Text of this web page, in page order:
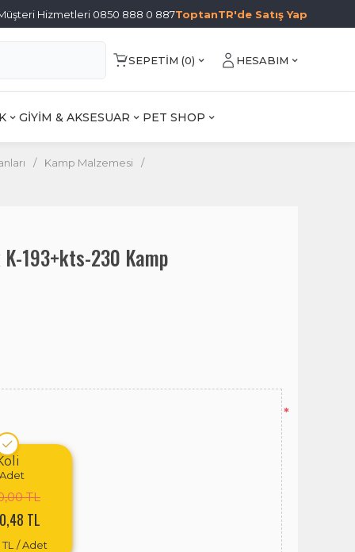
Hizmetleri 0850 888 0 887ToptanTR'de Satış Yap
SEPETIM (0) HESABIM
GİYİM & AKSESUAR PET SHOP
/ Kamp Malzemesi /
193+kts-230 Kamp
*
TL
TL
/ Adet